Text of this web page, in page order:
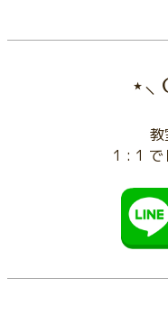
⋆⸜
教
1 : 1 で